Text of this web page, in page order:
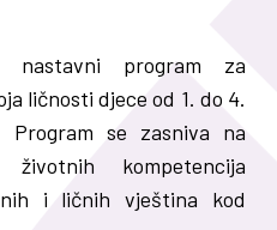
program za
ličnosti djece od 1. do 4.
Program se zasniva na
kompetencija
i ličnih vještina kod